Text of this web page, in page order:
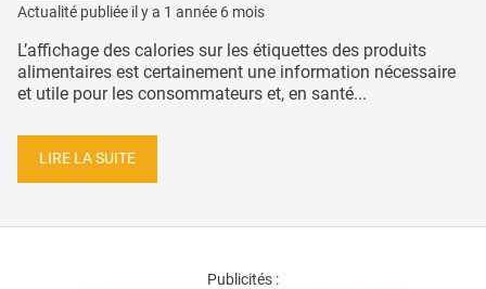
Actualité publiée il y a 1 année 6 mois
L’affichage des calories sur les étiquettes des produits
alimentaires est certainement une information nécessaire
et utile pour les consommateurs et, en santé...
LIRE LA SUITE
Publicités :